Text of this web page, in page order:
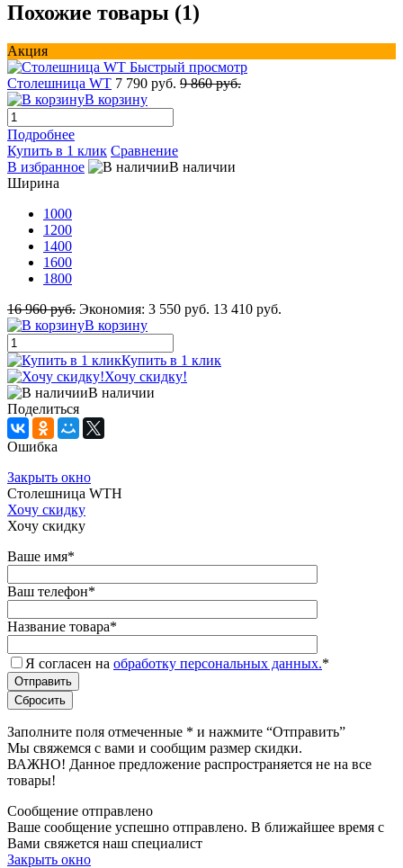
Похожие товары (1)
Акция
Быстрый просмотр
Столешница WT 7 790 руб. 9 860 руб.
В корзину
Подробнее
Купить в 1 клик Сравнение
В избранное
В наличии
Ширина
1000
1200
1400
1600
1800
16 960 руб. Экономия: 3 550 руб. 13 410 руб.
В корзину
Купить в 1 клик
Хочу скидку!
В наличии
Поделиться
Ошибка
Закрыть окно
Столешница WTH
Хочу скидку
Хочу скидку
Ваше имя*
Ваш телефон*
Название товара*
Я согласен на обработку персональных данных.*
Заполните поля отмеченные * и нажмите “Отправить”
Мы свяжемся с вами и сообщим размер скидки.
ВАЖНО! Данное предложение распространяется не на все
товары!
Сообщение отправлено
Ваше сообщение успешно отправлено. В ближайшее время с
Вами свяжется наш специалист
Закрыть окно